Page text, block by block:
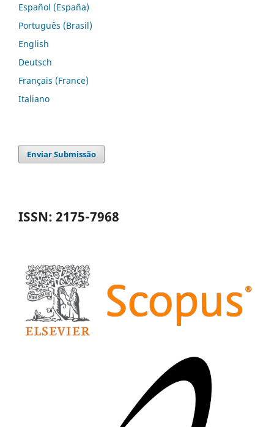
Español (España)
Português (Brasil)
English
Deutsch
Français (France)
Italiano
Enviar Submissão
ISSN: 2175-7968